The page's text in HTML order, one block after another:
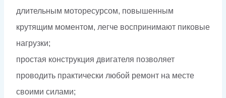
длительным моторесурсом, повышенным
крутящим моментом, легче воспринимают пиковые
нагрузки;
простая конструкция двигателя позволяет
проводить практически любой ремонт на месте
своими силами;